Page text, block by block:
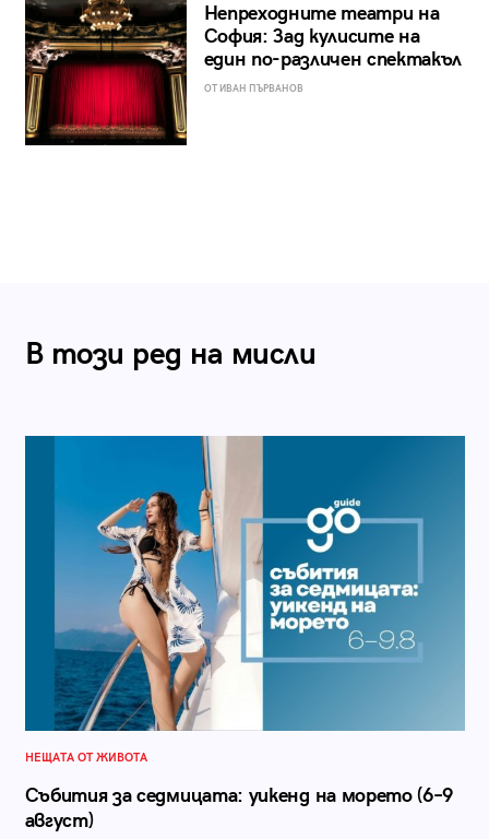
Непреходните театри на
София: Зад кулисите на
един по-различен спектакъл
ОТ ИВАН ПЪРВАНОВ
В този ред на мисли
НЕЩАТА ОТ ЖИВОТА
Събития за седмицата: уикенд на морето (6–9
август)